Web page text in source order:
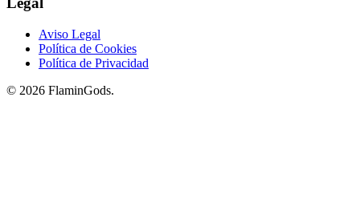
Aviso Legal
Política de Cookies
Política de Privacidad
© 2026 FlaminGods.